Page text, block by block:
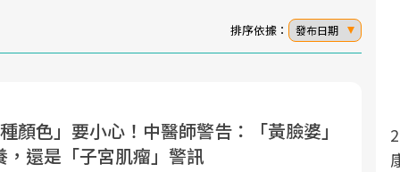
排序依據： 發布日期
顏色」要小心！中醫師警告：「黃臉婆」
，還是「子宮肌瘤」警訊
面對超高齡社會的浪潮，台灣正在快速邁
向「健康照護」的新時代。隨著國家政策
2025年，就到良醫生活祭體驗「一站式健
康新生活」，從講座、體驗到運動，全面